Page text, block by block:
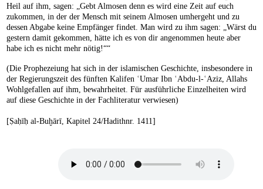
Heil auf ihm, sagen: „Gebt Almosen denn es wird eine Zeit auf euch
zukommen, in der der Mensch mit seinem Almosen umhergeht und zu
dessen Abgabe keine Empfänger findet. Man wird zu ihm sagen: „Wärst du
gestern damit gekommen, hätte ich es von dir angenommen heute aber
habe ich es nicht mehr nötig!““
(Die Prophezeiung hat sich in der islamischen Geschichte, insbesondere in
der Regierungszeit des fünften Kalifen ʿUmar Ibn ʿAbdu-l-ʿAziz, Allahs
Wohlgefallen auf ihm, bewahrheitet. Für ausführliche Einzelheiten wird
auf diese Geschichte in der Fachliteratur verwiesen)
[Ṣaḥīḥ al-Buḫārī, Kapitel 24/Hadithnr. 1411]